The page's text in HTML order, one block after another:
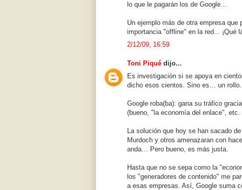
lo que le pagarán los de Google...
Un ejemplo más de otra empresa que
importancia "offline" en la red... ¡Qué
2/12/09, 16:59
Toni Piqué dijo...
Es investigación si se apoya en
dicho esos cientos. Sino es… un rollo.
Google roba(ba): gana su tráfico
(bueno, "la economía del enlace", etc.
La solución que hoy se han sacado
Murdoch y otros amenazaran con
anda… Pero bueno, es más justa.
Hasta que no se sepa como la
los "generadores de contenido" me
a esas empresas. Así, Google suma